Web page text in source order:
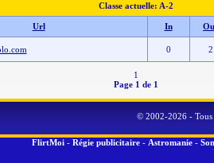
Classe actuelle: A-2
Url In
0 2
1
Page 1 de 1
© 2002-2026 - Tous
FlirtMoi - Régie publicitaire - Astromanie -